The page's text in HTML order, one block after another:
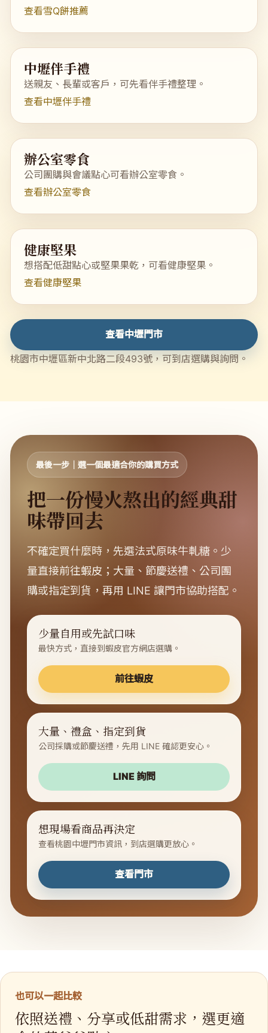
查看雪Q餅推薦
中壢伴手禮
送親友、長輩或客戶，可先看伴手禮整理。
查看中壢伴手禮
辦公室零食
公司團購與會議點心可看辦公室零食。
查看辦公室零食
健康堅果
想搭配低甜點心或堅果果乾，可看健康堅果。
查看健康堅果
查看中壢門市
桃園市中壢區新中北路二段493號，可到店選購與詢問。
最後一步｜選一個最適合你的購買方式
把一份慢火熬出的經典甜
味帶回去
不確定買什麼時，先選法式原味牛軋糖。少
量直接前往蝦皮；大量、節慶送禮、公司團
購或指定到貨，再用 LINE 讓門市協助搭配。
少量自用或先試口味
最快方式，直接到蝦皮官方網店選購。
前往蝦皮
大量、禮盒、指定到貨
公司採購或節慶送禮，先用 LINE 確認更安心。
LINE 詢問
想現場看商品再決定
查看桃園中壢門市資訊，到店選購更放心。
查看門市
也可以一起比較
依照送禮、分享或低甜需求，選更適